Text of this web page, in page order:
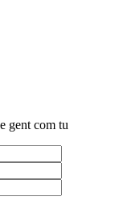
gent com tu